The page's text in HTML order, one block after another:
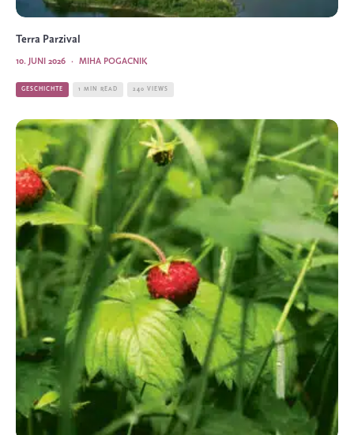
Terra Parzival
MIHA POGACNIK
·
10. JUNI 2026
GESCHICHTE 1 MIN READ 240 VIEWS